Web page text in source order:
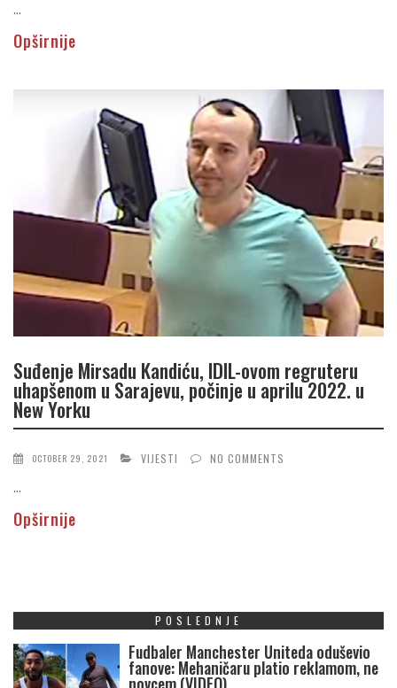
...
Opširnije
Suđenje Mirsadu Kandiću, IDIL-ovom regruteru
uhapšenom u Sarajevu, počinje u aprilu 2022. u
New Yorku
OCTOBER 29, 2021 VIJESTI NO COMMENTS
...
Opširnije
POSLEDNJE
Fudbaler Manchester Uniteda oduševio
fanove: Mehaničaru platio reklamom, ne